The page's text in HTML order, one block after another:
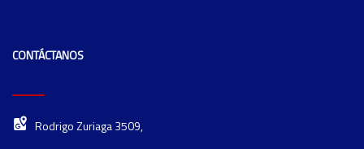
CONTÁCTANOS
Rodrigo Zuriaga 3509,